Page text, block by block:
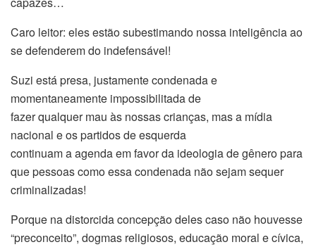
Caro leitor: eles estão subestimando nossa inteligência ao
se defenderem do indefensável!
Suzi está presa, justamente condenada e
momentaneamente impossibilitada de
fazer qualquer mau às nossas crianças, mas a mídia
nacional e os partidos de esquerda
continuam a agenda em favor da ideologia de gênero para
que pessoas como essa condenada não sejam sequer
criminalizadas!
Porque na distorcida concepção deles caso não houvesse
“preconceito”, dogmas religiosos, educação moral e cívica,